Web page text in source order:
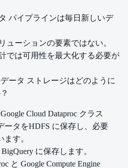
パイプラインは毎日新しいデ
ューションの要素ではない。
では可用性を最大化する必要が
ータ ストレージはどのように
Cloud Dataproc クラス
ータをHDFS に保存し、必要
す。
に保存します。
と Google Compute Engine